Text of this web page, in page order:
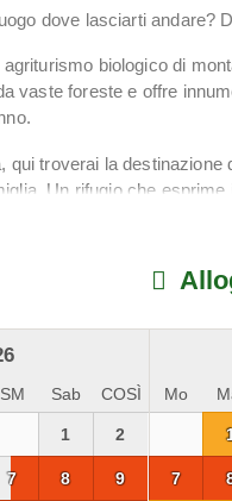
dove lasciarti andare?
biologico di
vaste foreste e offre
qui troverai la
Un rifugio che
SM Sab COSÌ
1 2
7 8 9
Mo
7